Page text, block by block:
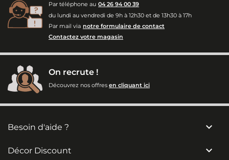
Par téléphone au 04 26 94 00 39
du lundi au vendredi de 9h à 12h30 et de 13h30 à 17h
Par mail via notre formulaire de contact
Contactez votre magasin
On recrute !
Découvrez nos offres en cliquant ici
Besoin d'aide ? 
Décor Discount 